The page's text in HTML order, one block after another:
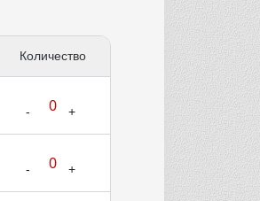
Количество